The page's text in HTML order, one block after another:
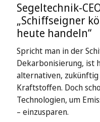
Segeltechnik-
„Schiffseigner
heute handeln“
Spricht man in der
Dekarbonisierung, ist
alternativen,
Kraftstoffen. Doch
Technologien, um
– einzusparen.